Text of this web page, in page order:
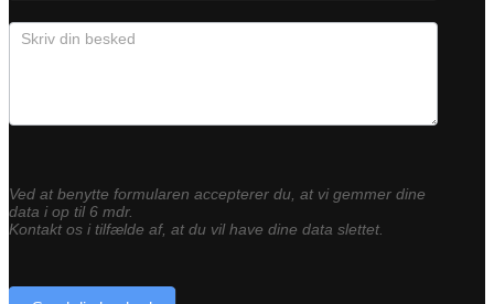
Ved at benytte formularen accepterer du, at vi gemmer dine
data i op til 6 mdr.
Kontakt os i tilfælde af, at du vil have dine data slettet.